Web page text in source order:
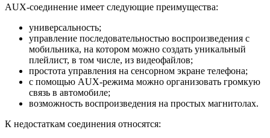
AUX-соединение имеет следующие преимущества:
универсальность;
управление последовательностью воспроизведения с
мобильника, на котором можно создать уникальный
плейлист, в том числе, из видеофайлов;
простота управления на сенсорном экране телефона;
с помощью AUX-режима можно организовать громкую
связь в автомобиле;
возможность воспроизведения на простых магнитолах.
К недостаткам соединения относятся: